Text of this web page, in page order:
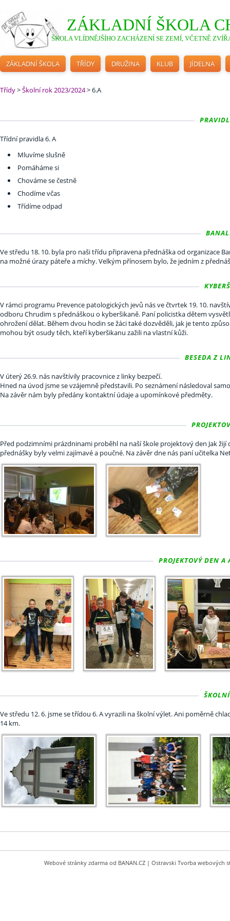
ZÁKLADNÍ ŠKOLA
ŠKOLA VLÍDNĚJŠÍHO ZACHÁZENÍ SE ZEMÍ, VČETNĚ
ZÁKLADNÍ ŠKOLA TŘÍDY DRUŽINA KLUB JÍDELNA
Třídy>Školní rok 2023/2024>6.A
Třídní pravidla 6. A
Mluvíme slušně
Pomáháme si
Chováme se čestně
Chodíme včas
Třídíme odpad
Ve středu 18. 10. byla pro naši třídu připravena přednáška od organizace
na možné úrazy páteře a míchy. Velkým přínosem bylo, že jedním z
V rámci programu Prevence patologických jevů nás ve čtvrtek 19. 10.
odboru Chrudim s přednáškou o kyberšikaně. Paní policistka dětem
ohrožení dělat. Během dvou hodin se žáci také dozvěděli, jak je tento
mohou být osudy těch, kteří kyberšikanu zažili na vlastní kůži.
BESEDA Z
V úterý 26.9. nás navštívily pracovnice z linky bezpečí.
Hned na úvod jsme se vzájemně představili. Po seznámení následoval
Na závěr nám byly předány kontaktní údaje a upomínkové předměty.
Před podzimními prázdninami proběhl na naší škole projektový den Jak
přednášky byly velmi zajímavé a poučné. Na závěr dne nás paní učitelka
PROJEKTOVÝ DEN
Ve středu 12. 6. jsme se třídou 6. A vyrazili na školní výlet. Ani poměrně
14 km.
Webové stránky zdarma od BANAN.CZ | Ostravski Tvorba webových